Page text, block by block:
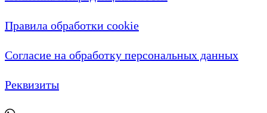
Правила обработки cookie
Согласие на обработку персональных данных
Реквизиты